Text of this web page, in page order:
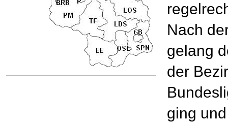
Nach
gelang
der
ging